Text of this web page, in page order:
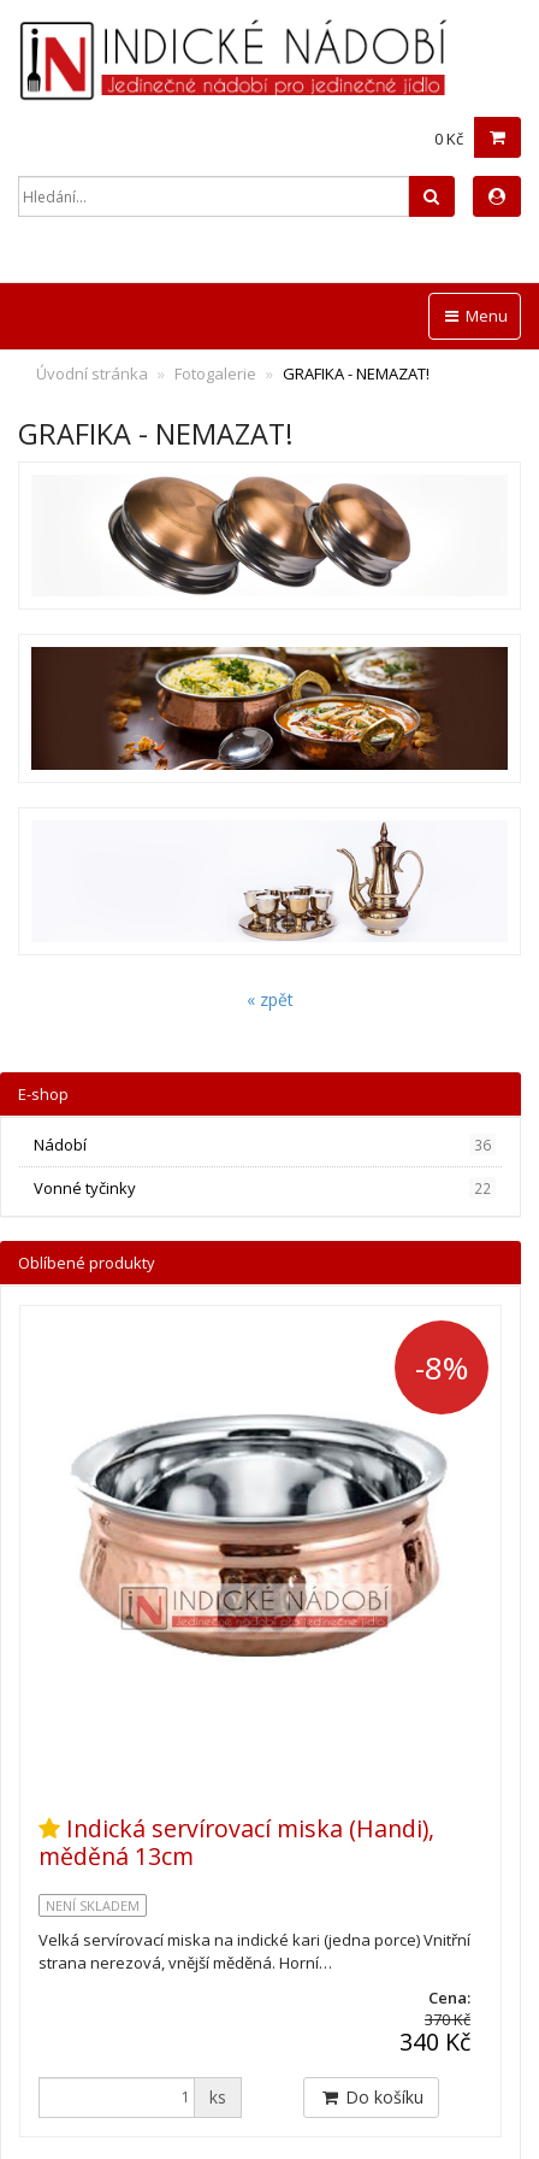
0 Kč
Menu
Úvodní stránka Fotogalerie GRAFIKA - NEMAZAT!
GRAFIKA - NEMAZAT!
« zpět
E-shop
Nádobí 36
Vonné tyčinky 22
Oblíbené produkty
-8%
Indická servírovací miska (Handi),
měděná 13cm
NENÍ SKLADEM
Velká servírovací miska na indické kari (jedna porce) Vnitřní
strana nerezová, vnější měděná. Horní…
Cena:
370 Kč
340 Kč
ks Do košíku